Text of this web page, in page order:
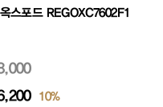
스포드 REGOXC7602F1
10%